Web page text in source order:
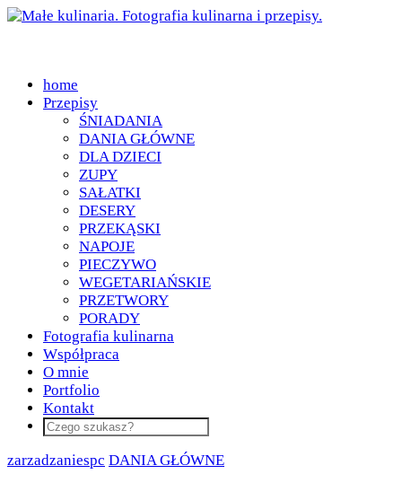
home
Przepisy
ŚNIADANIA
DANIA GŁÓWNE
DLA DZIECI
ZUPY
SAŁATKI
DESERY
PRZEKĄSKI
NAPOJE
PIECZYWO
WEGETARIAŃSKIE
PRZETWORY
PORADY
Fotografia kulinarna
Współpraca
O mnie
Portfolio
Kontakt
zarzadzaniespc DANIA GŁÓWNE